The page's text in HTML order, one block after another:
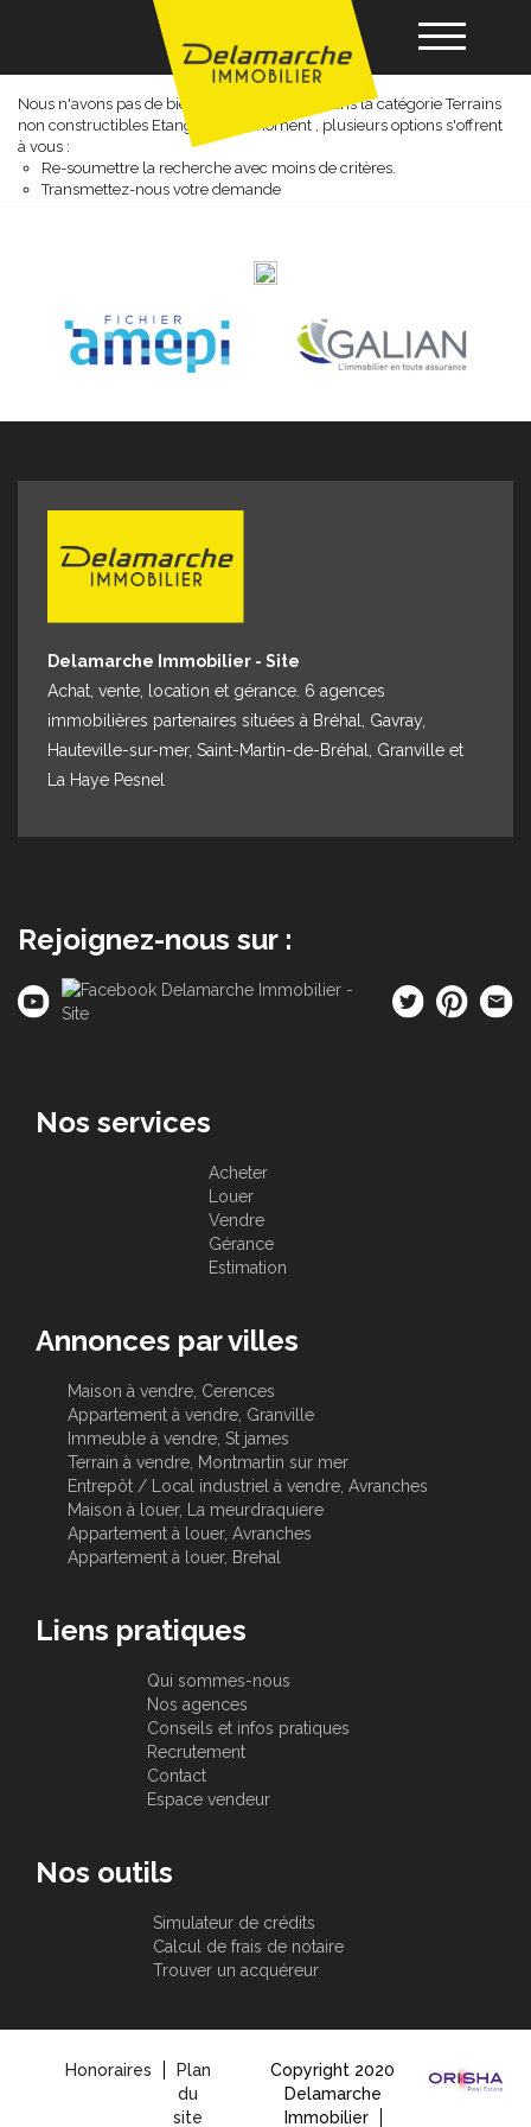
Acheter
Gérance
Terrains non constructibles etang
Nous n'avons pas de biens à vous proposer dans la catégorie Terrains
non constructibles Etang pour le moment , plusieurs options s'offrent
à vous :
Re-soumettre la recherche avec moins de critères.
Transmettez-nous votre demande
Delamarche Immobilier - Site
Achat, vente, location et gérance. 6 agences
immobilières partenaires situées à Bréhal, Gavray,
Hauteville-sur-mer, Saint-Martin-de-Bréhal, Granville et
La Haye Pesnel
Rejoignez-nous sur :
Nos services
Acheter
Louer
Vendre
Gérance
Estimation
Annonces par villes
Maison à vendre, Cerences
Appartement à vendre, Granville
Immeuble à vendre, St james
Terrain à vendre, Montmartin sur mer
Entrepôt / Local industriel à vendre, Avranches
Maison à louer, La meurdraquiere
Appartement à louer, Avranches
Appartement à louer, Brehal
Liens pratiques
Qui sommes-nous
Nos agences
Conseils et infos pratiques
Recrutement
Contact
Espace vendeur
Nos outils
Simulateur de crédits
Calcul de frais de notaire
Trouver un acquéreur
Honoraires
Plan
du
site
Copyright 2020
Delamarche
Immobilier